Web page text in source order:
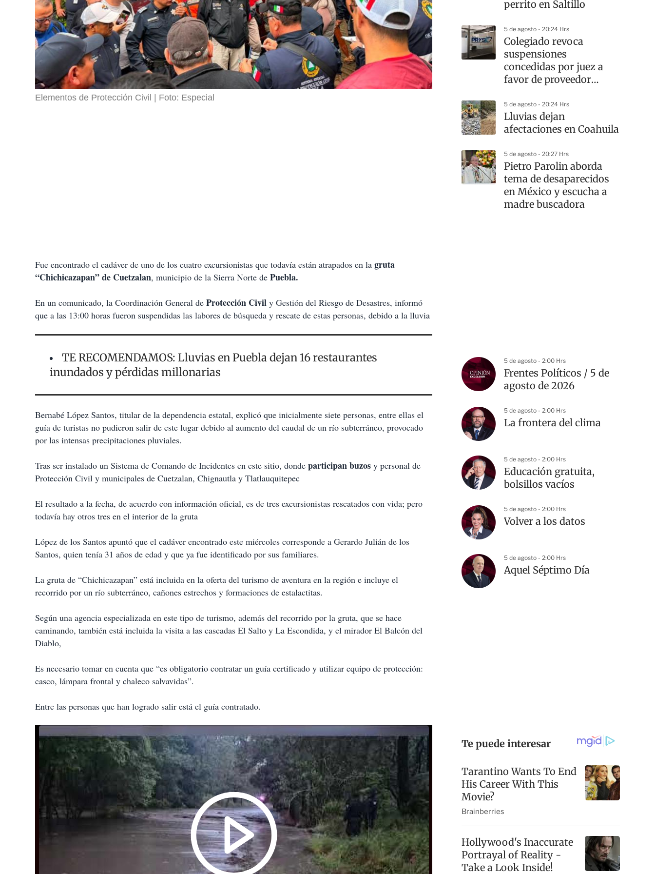
Elementos de Protección Civil Foto: Especial
Fue encontrado el cadáver de uno de los cuatro excursionistas que todavía están atrapados en la gruta
“Chichicazapan” de Cuetzalan, municipio de la Sierra Norte de Puebla.
En un comunicado, la Coordinación General de Protección Civil y Gestión del Riesgo de Desastres, informó
que a las 13:00 horas fueron suspendidas las labores de búsqueda y rescate de estas personas, debido a la lluvia
TE RECOMENDAMOS: Lluvias en Puebla dejan 16 restaurantes
inundados y pérdidas millonarias
Bernabé López Santos, titular de la dependencia estatal, explicó que inicialmente siete personas, entre ellas el
guía de turistas no pudieron salir de este lugar debido al aumento del caudal de un río subterráneo, provocado
por las intensas precipitaciones pluviales.
Tras ser instalado un Sistema de Comando de Incidentes en este sitio, donde participan buzos y personal de
Protección Civil y municipales de Cuetzalan, Chignautla y Tlatlauquitepec
El resultado a la fecha, de acuerdo con información oficial, es de tres excursionistas rescatados con vida; pero
todavía hay otros tres en el interior de la gruta
López de los Santos apuntó que el cadáver encontrado este miércoles corresponde a Gerardo Julián de los
Santos, quien tenía 31 años de edad y que ya fue identificado por sus familiares.
La gruta de “Chichicazapan” está incluida en la oferta del turismo de aventura en la región e incluye el
recorrido por un río subterráneo, cañones estrechos y formaciones de estalactitas.
Según una agencia especializada en este tipo de turismo, además del recorrido por la gruta, que se hace
caminando, también está incluida la visita a las cascadas El Salto y La Escondida, y el mirador El Balcón del
Diablo,
Es necesario tomar en cuenta que “es obligatorio contratar un guía certificado y utilizar equipo de protección:
casco, lámpara frontal y chaleco salvavidas”.
Entre las personas que han logrado salir está el guía contratado.
perrito en Saltillo
5 de agosto - 20:24 Hrs
Colegiado revoca
suspensiones
concedidas por juez a
favor de proveedor
5 de agosto - 20:24 Hrs
Lluvias dejan
afectaciones en Coahuila
5 de agosto - 20:27 Hrs
Pietro Parolin aborda
tema de desaparecidos
en México y escucha a
madre buscadora
5 de agosto - 2:00 Hrs
Frentes Políticos / 5 de
agosto de 2026
5 de agosto - 2:00 Hrs
La frontera del clima
5 de agosto - 2:00 Hrs
Educación gratuita,
bolsillos vacíos
5 de agosto - 2:00 Hrs
Volver a los datos
5 de agosto - 2:00 Hrs
Aquel Séptimo Día